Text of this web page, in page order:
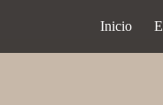
Inicio